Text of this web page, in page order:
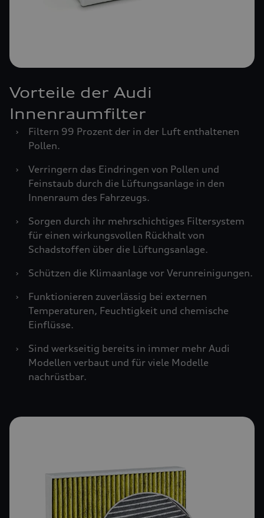
Vorteile der Audi
Innenraumfilter
›
Filtern 99 Prozent der in der Luft enthaltenen
Pollen.
›
Verringern das Eindringen von Pollen und
Feinstaub durch die Lüftungsanlage in den
Innenraum des Fahrzeugs.
›
Sorgen durch ihr mehrschichtiges Filtersystem
für einen wirkungsvollen Rückhalt von
Schadstoffen über die Lüftungsanlage.
›
Schützen die Klimaanlage vor Verunreinigungen.
›
Funktionieren zuverlässig bei externen
Temperaturen, Feuchtigkeit und chemische
Einflüsse.
›
Sind werkseitig bereits in immer mehr Audi
Modellen verbaut und für viele Modelle
nachrüstbar.